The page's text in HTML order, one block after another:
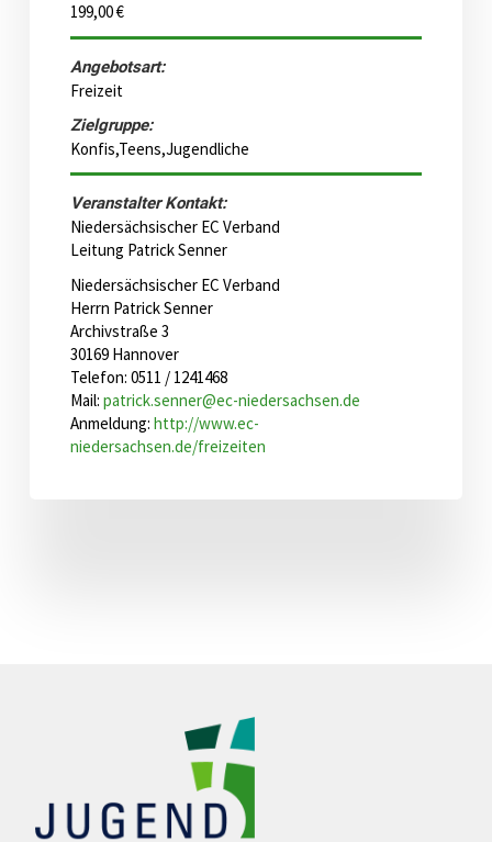
199,00 €
Angebotsart:
Freizeit
Zielgruppe:
Konfis,Teens,Jugendliche
Veranstalter Kontakt:
Niedersächsischer EC Verband
Leitung Patrick Senner
Niedersächsischer EC Verband
Herrn Patrick Senner
Archivstraße 3
30169 Hannover
Telefon: 0511 / 1241468
Mail:patrick.senner@ec-niedersachsen.de
Anmeldung:http://www.ec-
niedersachsen.de/freizeiten